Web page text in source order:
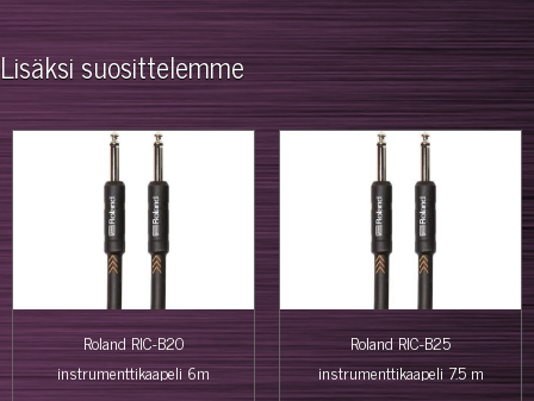
Lisäksi suosittelemme
Roland RIC-B20
instrumenttikaapeli 6m
Roland RIC-B25
instrumenttikaapeli 7.5 m